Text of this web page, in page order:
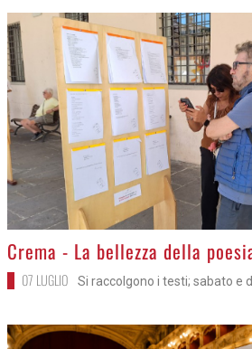
>
Crema - La bellezza della
07 LUGLIO Si raccolgono i testi; sabato e